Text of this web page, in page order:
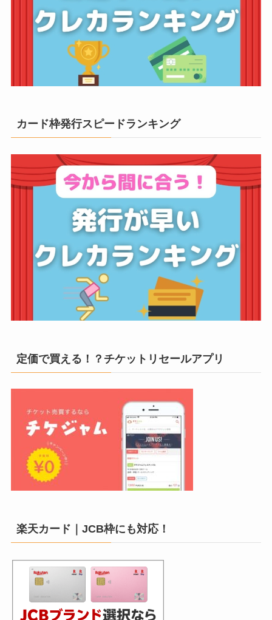
カード枠発行スピードランキング
定価で買える！？チケットリセールアプリ
楽天カード｜JCB枠にも対応！